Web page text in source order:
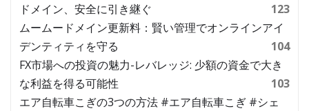
ドメイン、安全に引き継ぐ
123
ムームードメイン更新料：賢い管理でオンラインアイ
デンティティを守る
104
FX市場への投資の魅力-レバレッジ: 少額の資金で大き
な利益を得る可能性
103
エア自転車こぎの3つの方法 #エア自転車こぎ #シェ